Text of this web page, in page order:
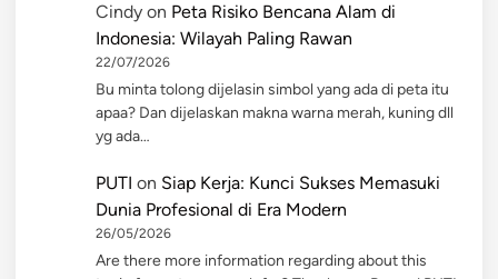
Cindy on Peta Risiko Bencana Alam di
Indonesia: Wilayah Paling Rawan
22/07/2026
Bu minta tolong dijelasin simbol yang ada di peta itu
apaa? Dan dijelaskan makna warna merah, kuning dll
yg ada…
PUTI on Siap Kerja: Kunci Sukses Memasuki
Dunia Profesional di Era Modern
26/05/2026
Are there more information regarding about this